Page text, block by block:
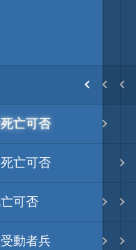
モード
分
歴
ング
レンス
レンス
亡可否
亡可否
可否
動者兵